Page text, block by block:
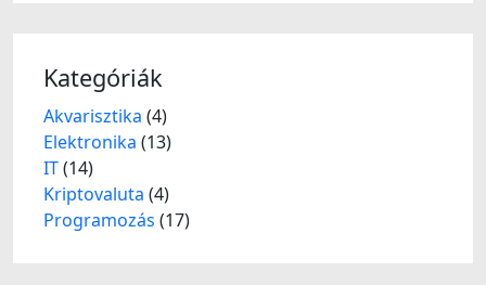
Kategóriák
Akvarisztika (4)
Elektronika (13)
IT(14)
Kriptovaluta (4)
Programozás (17)